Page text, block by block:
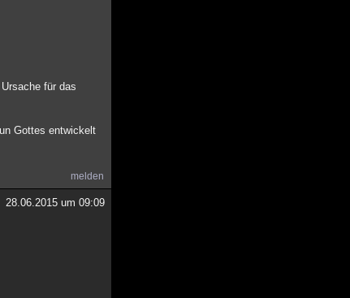
für das
Gottes entwickelt
melden
28.06.2015 um 09:09